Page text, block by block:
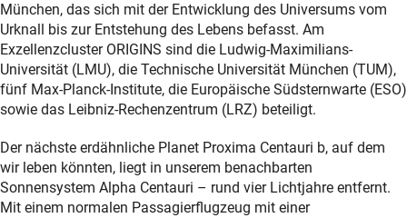
München, das sich mit der Entwicklung des Universums vom
Urknall bis zur Entstehung des Lebens befasst. Am
Exzellenzcluster ORIGINS sind die Ludwig-Maximilians-
Universität (LMU), die Technische Universität München (TUM),
fünf Max-Planck-Institute, die Europäische Südsternwarte (ESO)
sowie das Leibniz-Rechenzentrum (LRZ) beteiligt.
Der nächste erdähnliche Planet Proxima Centauri b, auf dem
wir leben könnten, liegt in unserem benachbarten
Sonnensystem Alpha Centauri – rund vier Lichtjahre entfernt.
Mit einem normalen Passagierflugzeug mit einer